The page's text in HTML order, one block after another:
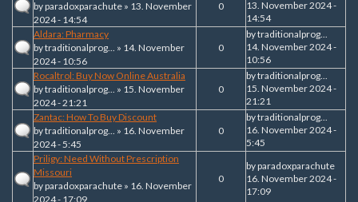
byparadoxparachute » 13. November
2024 - 14:54
0
13. November 2024 -
14:54
Aldara: Pharmacy
bytraditionalprog... » 14. November
2024 - 10:56
0
bytraditionalprog...
14. November 2024 -
10:56
Rocaltrol: Buy Now Online Australia
bytraditionalprog... » 15. November
2024 - 21:21
0
bytraditionalprog...
15. November 2024 -
21:21
Zantac: How To Buy Discount
bytraditionalprog... » 16. November
2024 - 5:45
0
bytraditionalprog...
16. November 2024 -
5:45
Priligy: Need Without Prescription
Missouri
byparadoxparachute » 16. November
2024 - 17:09
0
byparadoxparachute
16. November 2024 -
17:09